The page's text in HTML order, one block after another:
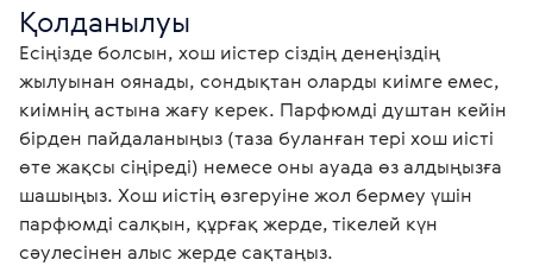
Қолданылуы
Есіңізде болсын, хош иістер сіздің денеңіздің
жылуынан оянады, сондықтан оларды киімге емес,
киімнің астына жағу керек. Парфюмді душтан кейін
бірден пайдаланыңыз (таза буланған тері хош иісті
өте жақсы сіңіреді) немесе оны ауада өз алдыңызға
шашыңыз. Хош иістің өзгеруіне жол бермеу үшін
парфюмді салқын, құрғақ жерде, тікелей күн
сәулесінен алыс жерде сақтаңыз.